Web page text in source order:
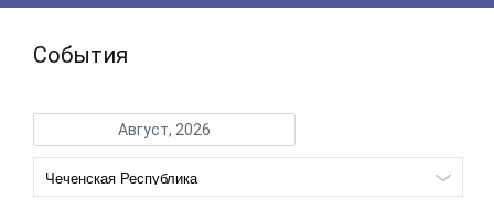
События
Август, 2026